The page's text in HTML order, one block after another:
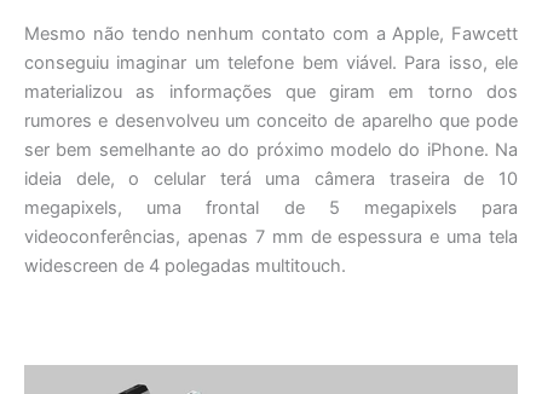
Mesmo não tendo nenhum contato com a Apple, Fawcett
conseguiu imaginar um telefone bem viável. Para isso, ele
materializou as informações que giram em torno dos
rumores e desenvolveu um conceito de aparelho que pode
ser bem semelhante ao do próximo modelo do iPhone. Na
ideia dele, o celular terá uma câmera traseira de 10
megapixels, uma frontal de 5 megapixels para
videoconferências, apenas 7 mm de espessura e uma tela
widescreen de 4 polegadas multitouch.